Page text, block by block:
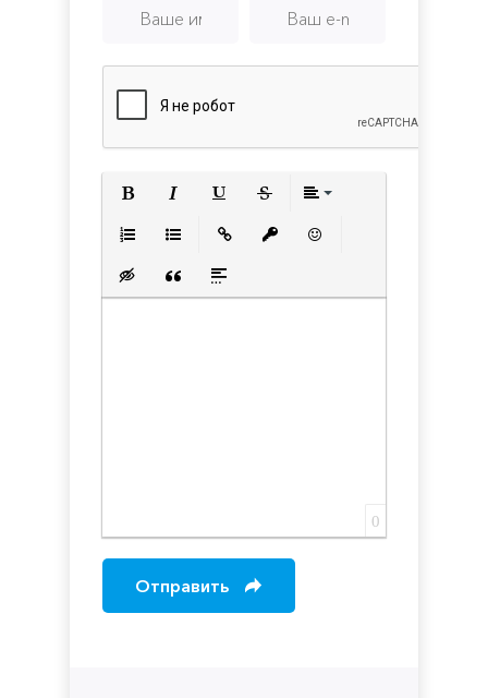
Вставка скрытого текста
Вставка цитаты
Вставка спойлера
0
Отправить